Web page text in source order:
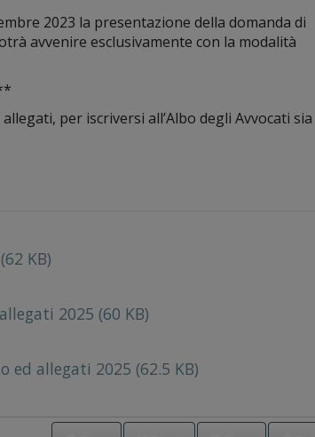
2023 la presentazione della domanda di
avvenire esclusivamente con la modalità
per iscriversi all’Albo degli Avvocati sia
KB)
2025 (60 KB)
ed allegati 2025 (62.5 KB)